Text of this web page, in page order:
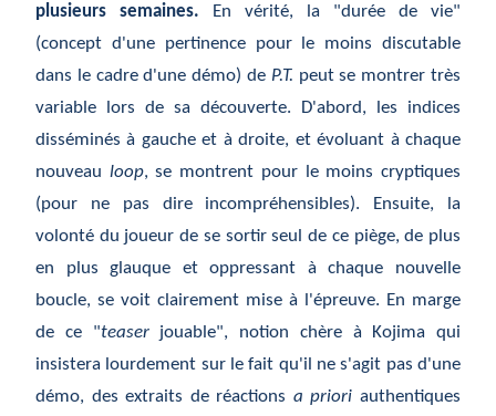
plusieurs semaines. En vérité, la "durée de vie"
(concept d'une pertinence pour le moins discutable
dans le cadre d'une démo) de P.T. peut se montrer très
variable lors de sa découverte. D'abord, les indices
disséminés à gauche et à droite, et évoluant à chaque
nouveau loop, se montrent pour le moins cryptiques
(pour ne pas dire incompréhensibles). Ensuite, la
volonté du joueur de se sortir seul de ce piège, de plus
en plus glauque et oppressant à chaque nouvelle
boucle, se voit clairement mise à l'épreuve. En marge
de ce "teaserjouable", notion chère à Kojima qui
insistera lourdement sur le fait qu'il ne s'agit pas d'une
démo, des extraits de réactions a priori authentiques